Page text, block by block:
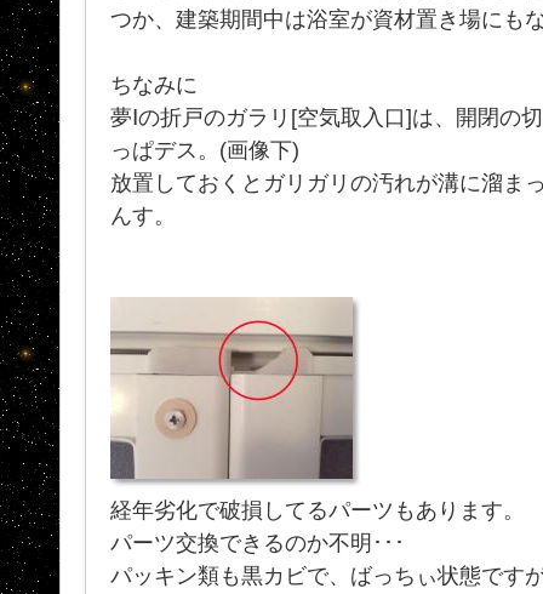
つか、建築期間中は浴室が資材置き場にも
ちなみに
夢Ⅰの折戸のガラリ[空気取入口]は、開閉の
っぱデス。(画像下)
放置しておくとガリガリの汚れが溝に溜ま
んす。
経年劣化で破損してるパーツもあります。
パーツ交換できるのか不明･･･
パッキン類も黒カビで、ばっちぃ状態です